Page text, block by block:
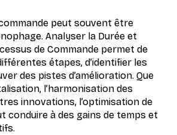
peut souvent être
Analyser la Durée et
de Commande permet de
étapes, d’identifier les
des pistes d’amélioration. Que
l’harmonisation des
innovations, l’optimisation de
conduire à des gains de temps et